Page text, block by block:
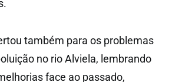
também para os problemas
no rio Alviela, lembrando
face ao passado,